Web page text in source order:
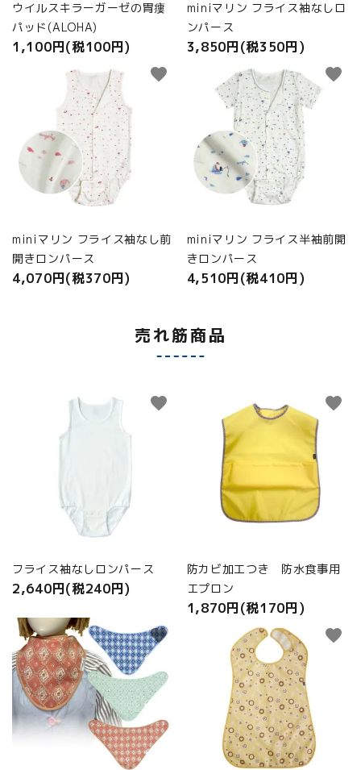
ウイルスキラーガーゼの胃瘻
パッド(ALOHA)
1,100円(税100円)
miniマリン フライス袖なしロ
ンパース
3,850円(税350円)
miniマリン フライス袖なし前
開きロンパース
4,070円(税370円)
favorite
miniマリン フライス半袖前開
きロンパース
4,510円(税410円)
favorite
売れ筋商品
フライス袖なしロンパース
2,640円(税240円)
favorite
防カビ加工つき 防水食事用
エプロン
1,870円(税170円)
favorite
favorite favorite